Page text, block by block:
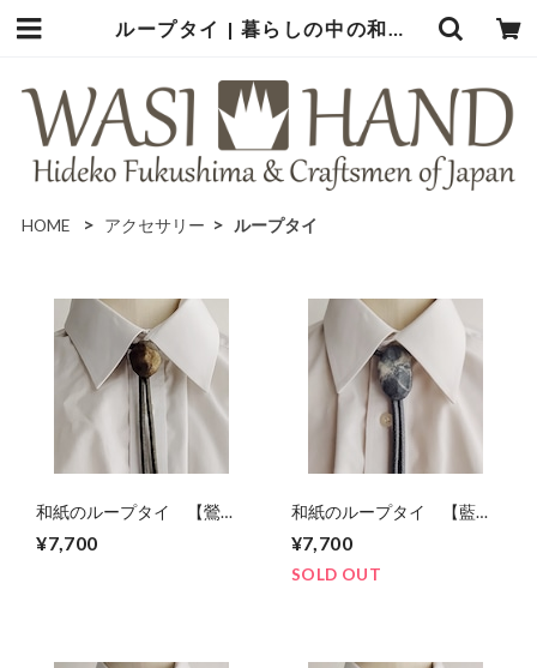
ループタイ | 暮らしの中の和紙のかたち
HOME アクセサリー ループタイ
和紙のループタイ 【鶯
¥7,700
和紙のループタイ 【藍
¥7,700
SOLD OUT